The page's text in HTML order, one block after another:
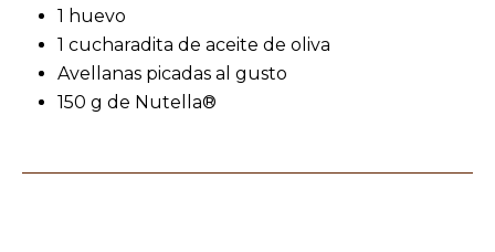
1 huevo
1 cucharadita de aceite de oliva
Avellanas picadas al gusto
150 g de Nutella®